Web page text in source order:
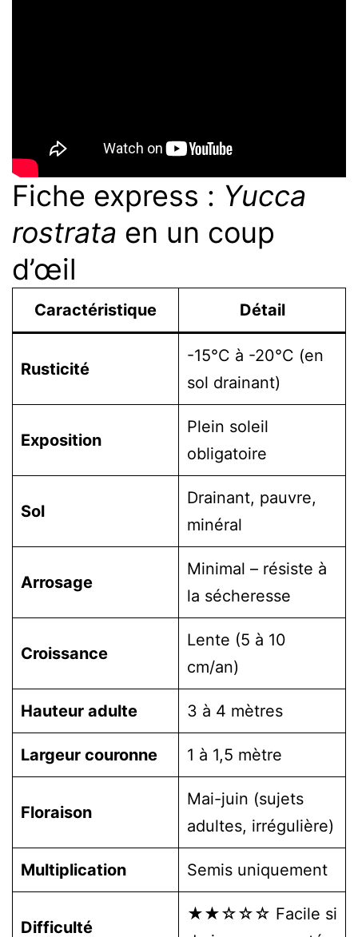
Fiche express : Yucca
rostrata en un coup
d’œil
Caractéristique Détail
Rusticité
-15°C à -20°C (en
sol drainant)
Exposition
Plein soleil
obligatoire
Sol
Drainant, pauvre,
minéral
Arrosage
Minimal – résiste à
la sécheresse
Croissance
Lente (5 à 10
cm/an)
Hauteur adulte 3 à 4 mètres
Largeur couronne 1 à 1,5 mètre
Floraison
Mai-juin (sujets
adultes, irrégulière)
Multiplication Semis uniquement
Difficulté
★★☆☆☆ Facile si